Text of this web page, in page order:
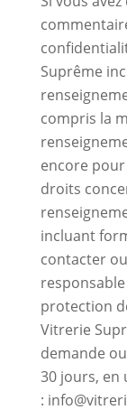
Suprême
compris la
encore
droits
incluant
contacter
responsable
protection
Vitrerie
demande
30 jours, en
: